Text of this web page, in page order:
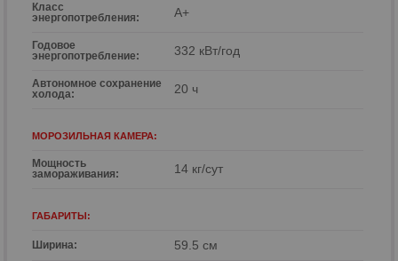
Класс
энергопотребления:
A+
Годовое
энергопотребление:
332 кВт/год
Автономное сохранение
холода:
20 ч
МОРОЗИЛЬНАЯ КАМЕРА:
Мощность
замораживания:
14 кг/сут
ГАБАРИТЫ:
Ширина: 59.5 см